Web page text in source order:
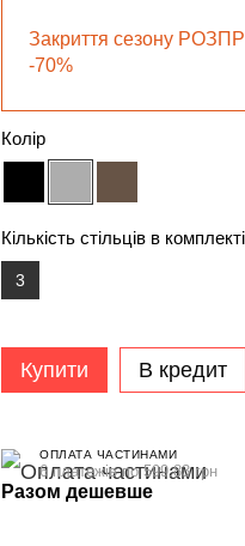
Закриття сезону
-70%
Колір
Кількість стільців в комплекті
3
Купити В кредит
ОПЛАТА ЧАСТИНАМИ
6 платежів по 599.83 грн
Разом дешевше